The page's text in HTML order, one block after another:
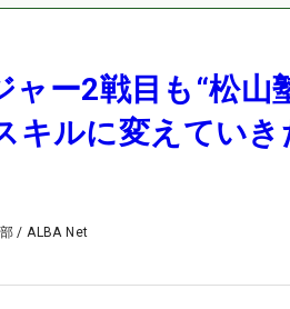
ャー2戦目も“松
キルに変えていき
/ALBA Net